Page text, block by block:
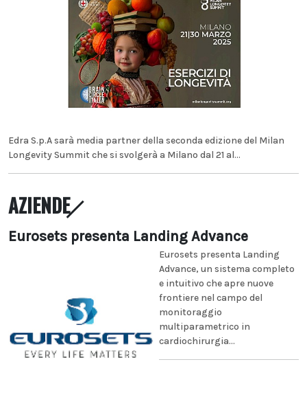
Edra S.p.A sarà media partner della seconda edizione del Milan
Longevity Summit che si svolgerà a Milano dal 21 al...
AZIENDE
Eurosets presenta Landing Advance
Eurosets presenta Landing
Advance, un sistema completo
e intuitivo che apre nuove
frontiere nel campo del
monitoraggio
multiparametrico in
cardiochirurgia...